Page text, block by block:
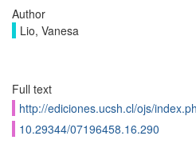
Author
Lio, Vanesa
Full text
http://ediciones.ucsh.cl/ojs/
10.29344/07196458.16.290